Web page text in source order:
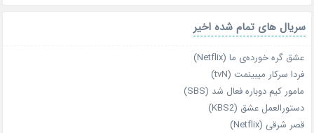
سریال های تمام شده اخیر
عشق گره خورده‌ی ما (Netflix)
فردا سرکار میبینمت (tvN)
مامور کیم دوباره فعال شد (SBS)
دستورالعمل عشق (KBS2)
قصر شرقی (Netflix)